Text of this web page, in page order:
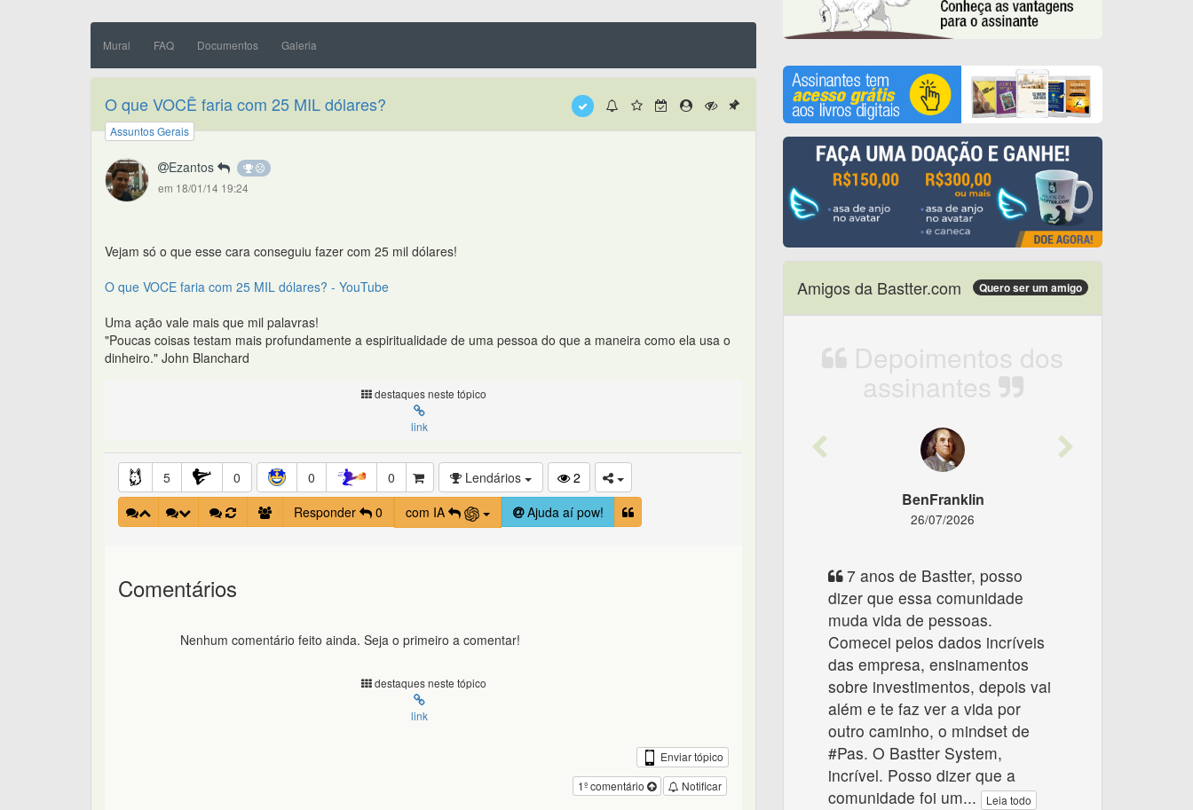
Mural FAQ Documentos Galeria
O que VOCÊ faria com 25 MIL dólares?
Assuntos Gerais
Ezantos
em 18/01/14 19:24
Vejam só o que esse cara conseguiu fazer com 25 mil dólares!
O que VOCE faria com 25 MIL dólares? - YouTube
Uma ação vale mais que mil palavras!
"Poucas coisas testam mais profundamente a espiritualidade de uma pessoa do que a maneira como ela usa o
dinheiro." John Blanchard
destaques neste tópico
link
5 0 0 0 Lendários
2
Responder
0 com IA Ajuda aí pow!
Comentários
Nenhum comentário feito ainda. Seja o primeiro a comentar!
destaques neste tópico
link
Enviar tópico
Notificar
1º comentário
Amigos da Bastter.com Quero ser um amigo
Depoimentos dos
assinantes
Previous
BenFranklin
26/07/2026
7 anos de Bastter, posso
dizer que essa comunidade
muda vida de pessoas.
Comecei pelos dados incríveis
das empresa, ensinamentos
sobre investimentos, depois vai
além e te faz ver a vida por
outro caminho, o mindset de
#Pas. O Bastter System,
incrível. Posso dizer que a
comunidade foi um... Leia todo